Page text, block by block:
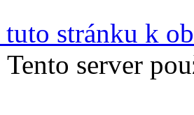
tuto stránku k
Tento server